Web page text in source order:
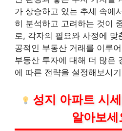
가 상승하고 있는 추세 속에
히 분석하고 고려하는 것이
로, 각자의 필요와 사정에 맞
공적인 부동산 거래를 이루
부동산 투자에 대해 더 많은
에 따른 전략을 설정해보시
성지 아파트 시
알아보세